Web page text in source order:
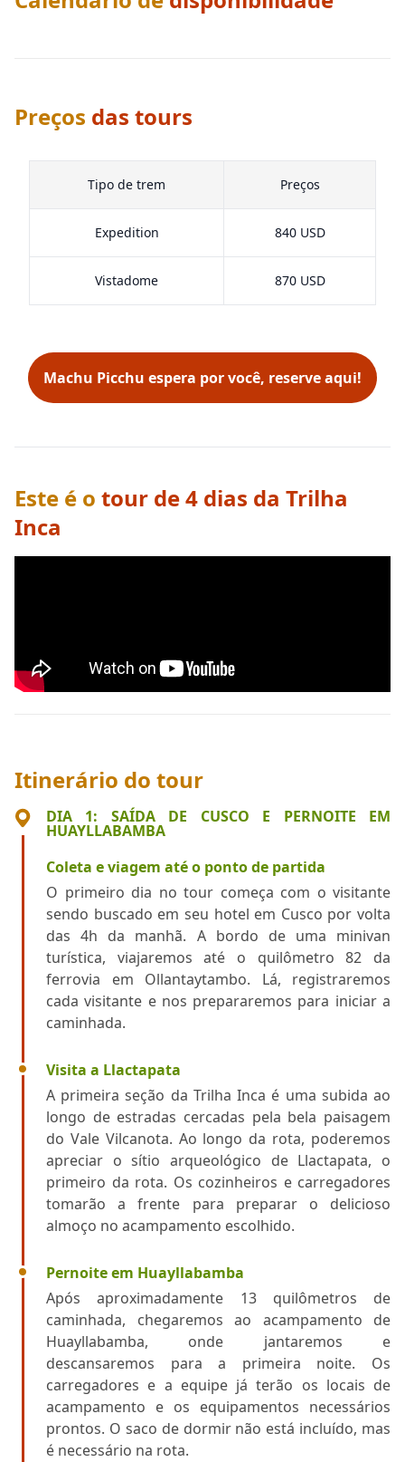
Preços das tours
Tipo de trem Preços
Expedition 840 USD
Vistadome 870 USD
Machu Picchu espera por você, reserve aqui!
Este é o tour de 4 dias da Trilha
Inca
Itinerário do tour
DIA 1: SAÍDA DE CUSCO E PERNOITE EM
HUAYLLABAMBA
Coleta e viagem até o ponto de partida
O primeiro dia no tour começa com o visitante
sendo buscado em seu hotel em Cusco por volta
das 4h da manhã. A bordo de uma minivan
turística, viajaremos até o quilômetro 82 da
ferrovia em Ollantaytambo. Lá, registraremos
cada visitante e nos prepararemos para iniciar a
caminhada.
Visita a Llactapata
A primeira seção da Trilha Inca é uma subida ao
longo de estradas cercadas pela bela paisagem
do Vale Vilcanota. Ao longo da rota, poderemos
apreciar o sítio arqueológico de Llactapata, o
primeiro da rota. Os cozinheiros e carregadores
tomarão a frente para preparar o delicioso
almoço no acampamento escolhido.
Pernoite em Huayllabamba
Após aproximadamente 13 quilômetros de
caminhada, chegaremos ao acampamento de
Huayllabamba, onde jantaremos e
descansaremos para a primeira noite. Os
carregadores e a equipe já terão os locais de
acampamento e os equipamentos necessários
prontos. O saco de dormir não está incluído, mas
é necessário na rota.